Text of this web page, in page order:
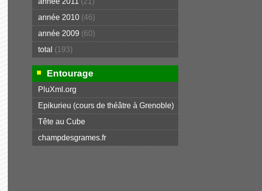
année 2010 (46)
année 2009 (60)
total (193)
Entourage
PluXml.org
Epikurieu (cours de théâtre à Grenoble)
Tête au Cube
champdesgrames.fr